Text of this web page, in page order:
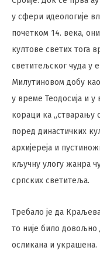
у сфери идеологије
почетком 14. века,
култове светих тога
светитељског чуда у
Милутиновом добу
у време Теодосија и
кораци ка „стварању
поред династичких
архијереја и
кључну улогу жанра
српских светитеља.
Требало је да
то није било довољно
осликана и украшена.